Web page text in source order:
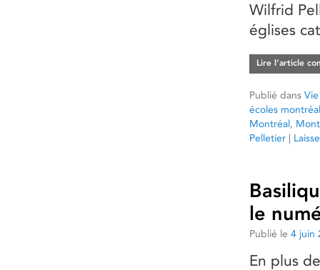
Wilfrid
églises
Lire l’article
Publié dans
écoles
Montréal,
Pelletier |
le
Publié le 4 juin
En plus